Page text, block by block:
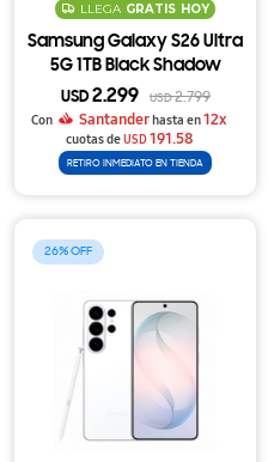
LLEGA GRATIS HOY
Samsung Galaxy S26 Ultra
5G 1TB Black Shadow
USD 2.299 USD2.799
Con
Santanderhasta en12x
cuotas deUSD191.58
RETIRO INMEDIATO EN TIENDA
26